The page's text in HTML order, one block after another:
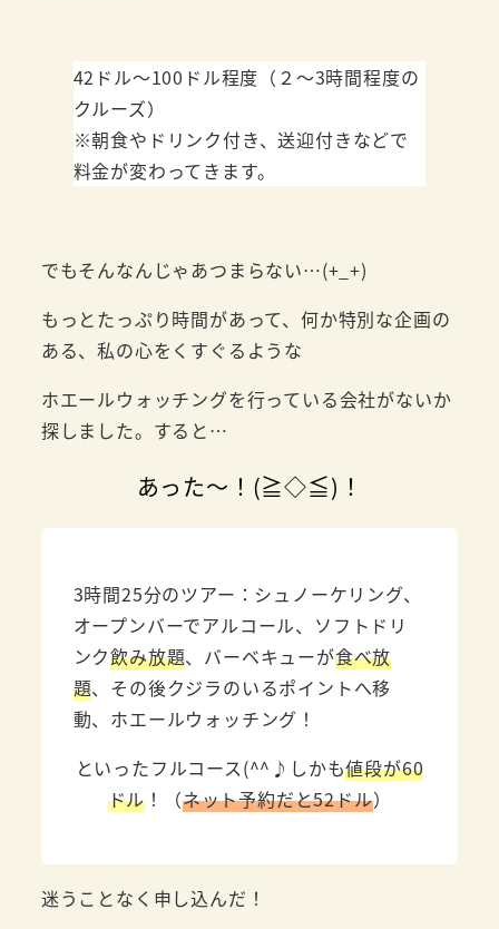
42ドル～100ドル程度（２～3時間程度の
クルーズ）
※朝食やドリンク付き、送迎付きなどで
料金が変わってきます。
でもそんなんじゃあつまらない…(+_+)
もっとたっぷり時間があって、何か特別な企画の
ある、私の心をくすぐるような
ホエールウォッチングを行っている会社がないか
探しました。すると…
あった～！(≧◇≦)！
3時間25分のツアー：シュノーケリング、
オープンバーでアルコール、ソフトドリ
ンク飲み放題、バーベキューが食べ放
題、その後クジラのいるポイントへ移
動、ホエールウォッチング！
といったフルコース(^^♪しかも値段が60
ドル ！（ネット予約だと52ドル）
迷うことなく申し込んだ！